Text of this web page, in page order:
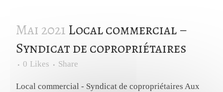
Mai 2021 Local commercial –
Syndicat de copropriétaires
0 Likes Share
Local commercial - Syndicat de copropriétaires Aux